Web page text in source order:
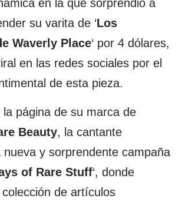
en la que sorprendió a
su varita de ‘Los
Waverly Place‘ por 4 dólares,
en las redes sociales por el
de esta pieza.
página de su marca de
Beauty, la cantante
nueva y sorprendente campaña
of Rare Stuff‘, donde
de artículos